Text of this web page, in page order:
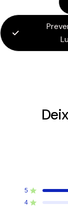
5 Avaliado
4 Avaliado